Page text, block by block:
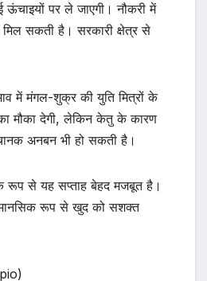
पर ले जाएगी। नौकरी में
मिल सकती है। सरकारी क्षेत्र से
में मंगल-शुक्र की युति मित्रों के
मौका देगी, लेकिन केतु के कारण
अनबन भी हो सकती है।
रूप से यह सप्ताह बेहद मजबूत है।
मानसिक रूप से खुद को सशक्त